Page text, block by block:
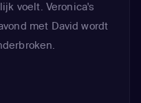
voelt. Veronica's
met David wordt